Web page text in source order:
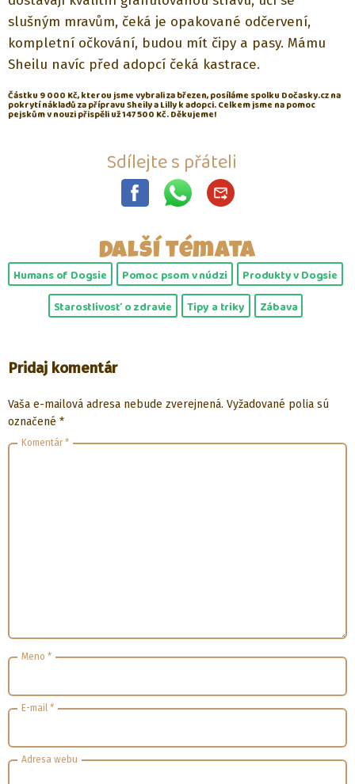
slušným mravům, čeká je opakované odčervení,
kompletní očkování, budou mít čipy a pasy. Mámu
Sheilu navíc před adopcí čeká kastrace.
Částku 9 000 Kč, kterou jsme vybrali za březen, posíláme spolku Dočasky.cz na
pokrytí nákladů za přípravu Sheily a Lilly k adopci. Celkem jsme na pomoc
pejskům v nouzi přispěli už 147 500 Kč. Děkujeme!
Sdílejte s přáteli
Další témata
Humans of Dogsie Pomoc psom v núdzi
Produkty v Dogsie
Starostlivosť o zdravie
Tipy a triky Zábava
Pridaj komentár
Vaša e-mailová adresa nebude zverejnená. Vyžadované polia sú
označené *
Komentár*
Meno *
E-mail *
Adresa webu